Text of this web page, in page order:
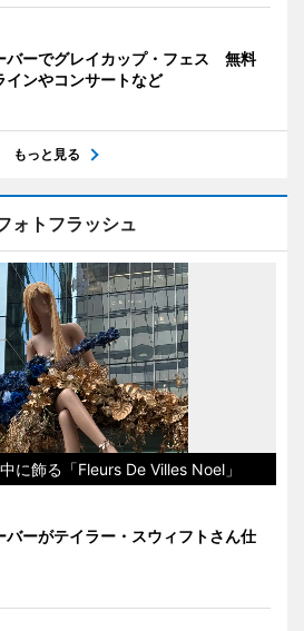
バーでグレイカップ・フェス 無料
インやコンサートなど
もっと見る
ォトフラッシュ
に飾る「Fleurs De Villes Noel」
バーがテイラー・スウィフトさん仕